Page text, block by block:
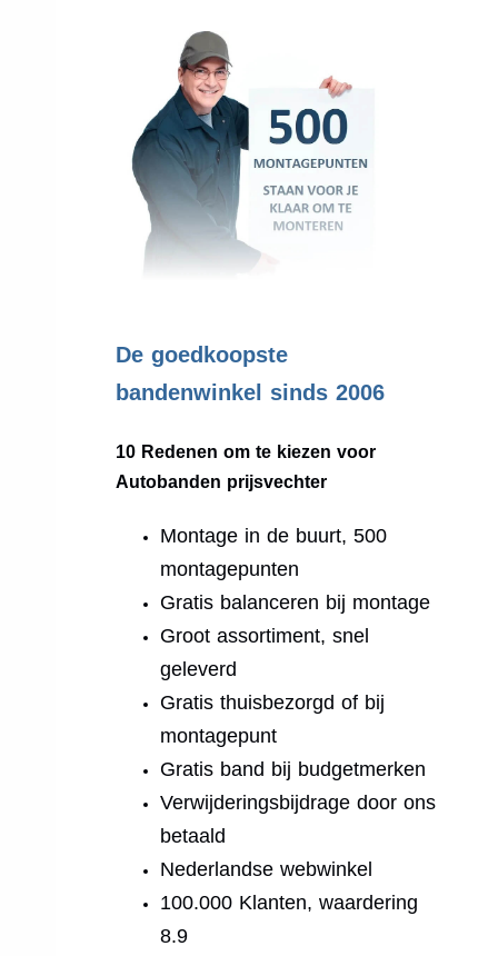
De goedkoopste
bandenwinkel sinds 2006
10 Redenen om te kiezen voor
Autobanden prijsvechter
Montage in de buurt, 500
montagepunten
Gratis balanceren bij montage
Groot assortiment, snel
geleverd
Gratis thuisbezorgd of bij
montagepunt
Gratis band bij budgetmerken
Verwijderingsbijdrage door ons
betaald
Nederlandse webwinkel
100.000 Klanten, waardering
8.9